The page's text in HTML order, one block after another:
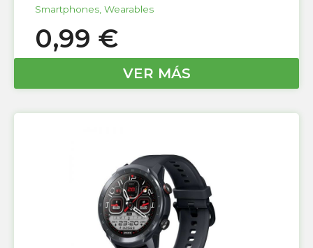
Smartphones Wearables
0,99 €
VER MÁS